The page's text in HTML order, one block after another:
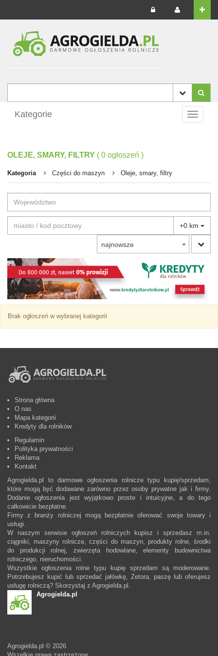
Toggle
Kategorie
OLEJE, SMARY, FILTRY ( 0 ogłoszeń )
Kategoria Części do maszyn Oleje, smary, filtry
+0 km
najnowsze
Brak ogłoszeń w wybranej kategorii
Strona główna
O nas
Mapa kategorii
Kredyty dla rolników
Regulamin
Polityka prywatności
Reklama
Kontakt
Agrogielda.pl to darmowe ogłoszenia rolnicze typu kupię/sprzedam,
które mogą być dodawane zarówno przez osoby prywatne jak i firmy.
Dodanie ogłoszenia jest wyjątkowo proste i intuicyjne, a do tego
całkowicie bezpłatne.
Firmy z branży rolniczej mogą bezpłatnie oferować swoje towary i
usługi.
W naszym serwisie ogłoszeń rolniczych kupisz i sprzedasz m.in.
ciągniki, maszyny rolnicze, części do maszyn, produkty rolne, środki
do produkcji rolnej, zwierzęta hodowlane, elementy budownictwa
rolniczego, nieruchomości.
Wszystkie ogłoszenia rolne typu kupię sprzedam są moderowane.
Potrzebujesz kupić lub sprzedać jałówkę, Zetora, paszę lub oferujesz
usługę rolniczą? Skorzystaj z Agrogielda.pl.
Agrogielda.pl
Agrogielda.pl © 2026